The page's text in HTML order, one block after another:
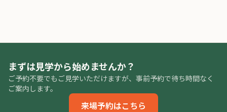
まずは見学から始めませんか？
ご予約不要でもご見学いただけますが、事前予約で待ち時間なく
ご案内します。
来場予約はこちら